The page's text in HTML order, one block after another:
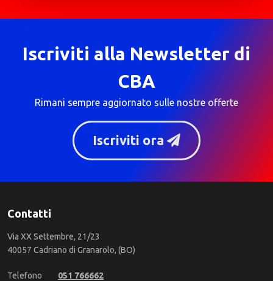
Iscriviti alla Newsletter di
CBA
Rimani sempre aggiornato sulle nostre offerte
Iscriviti ora
Contatti
Via XX Settembre, 21/23
40057 Cadriano di Granarolo, (BO)
Telefono
051 766662